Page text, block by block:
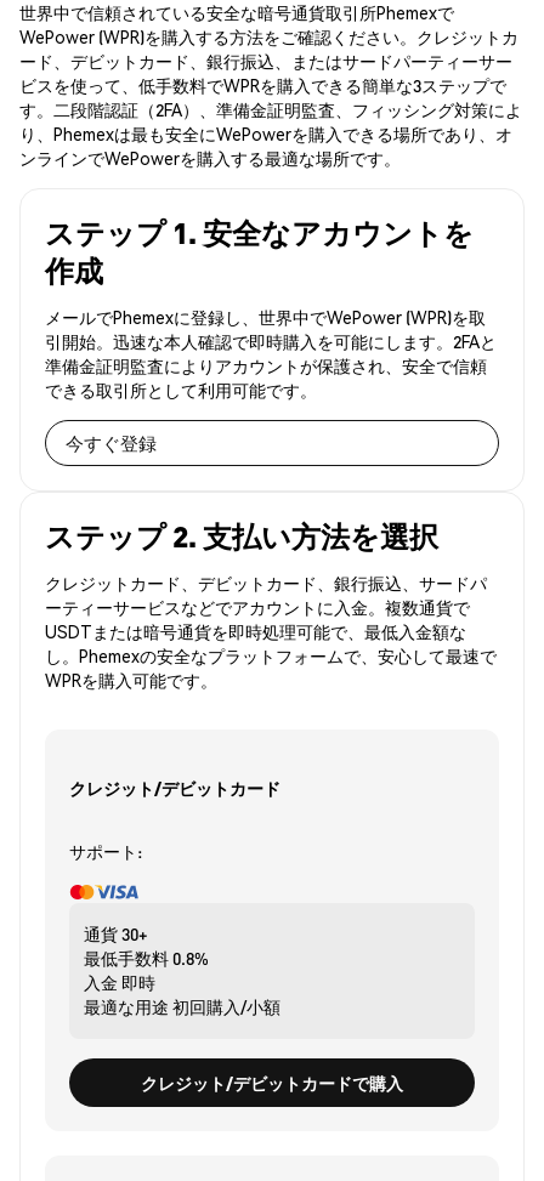
世界中で信頼されている安全な暗号通貨取引所Phemexで
WePower (WPR)を購入する方法をご確認ください。クレジットカ
ード、デビットカード、銀行振込、またはサードパーティーサー
ビスを使って、低手数料でWPRを購入できる簡単な3ステップで
す。二段階認証（2FA）、準備金証明監査、フィッシング対策によ
り、Phemexは最も安全にWePowerを購入できる場所であり、オ
ンラインでWePowerを購入する最適な場所です。
ステップ 1. 安全なアカウントを
作成
メールでPhemexに登録し、世界中でWePower (WPR)を取
引開始。迅速な本人確認で即時購入を可能にします。2FAと
準備金証明監査によりアカウントが保護され、安全で信頼
できる取引所として利用可能です。
今すぐ登録
ステップ 2. 支払い方法を選択
クレジットカード、デビットカード、銀行振込、サードパ
ーティーサービスなどでアカウントに入金。複数通貨で
USDTまたは暗号通貨を即時処理可能で、最低入金額な
し。Phemexの安全なプラットフォームで、安心して最速で
WPRを購入可能です。
クレジット/デビットカード
サポート:
通貨30+
最低手数料0.8%
入金 即時
最適な用途 初回購入/小額
クレジット/デビットカードで購入